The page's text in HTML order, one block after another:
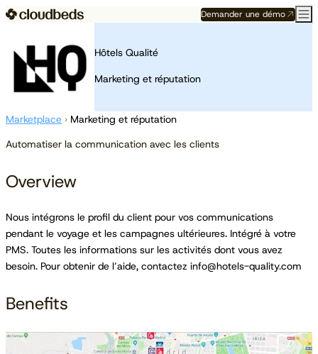
Demander une démo
Hôtels Qualité
Marketing et réputation
Marketplace › Marketing et réputation
Automatiser la communication avec les clients
Overview
Nous intégrons le profil du client pour vos communications
pendant le voyage et les campagnes ultérieures. Intégré à votre
PMS. Toutes les informations sur les activités dont vous avez
besoin. Pour obtenir de l’aide, contactez info@hotels-quality.com
Benefits